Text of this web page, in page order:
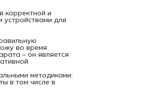
и комфорт ощущений.
минимальное количество геля в
чтобы работа прибора была деликатной
остатки геля можно удалить
на коже и выполнить лёгкий
выглядит увлажнённой, гладкой и
– более чёткими и подтянутыми. Гель
кожи, включая чувствительную, и
максимально комфортными и
корректной и
для
во время
– он является
методиками:
в том числе в